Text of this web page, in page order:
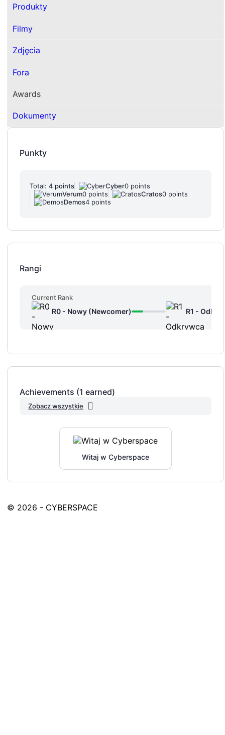
Produkty
Filmy
Zdjęcia
Fora
Awards
Dokumenty
Punkty
Total:4 points Cyber0 points
Verum0 points Cratos0 points
Demos4 points
Rangi
Current Rank
R0 - Nowy (Newcomer) R1 -
Achievements (1 earned)
Zobacz wszystkie
Witaj w Cyberspace
© 2026 - CYBERSPACE